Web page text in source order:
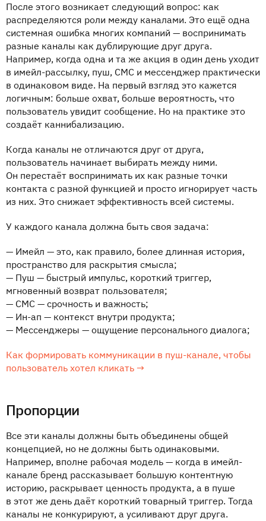
После этого возникает следующий вопрос: как
распределяются роли между каналами. Это ещё одна
системная ошибка многих компаний — воспринимать
разные каналы как дублирующие друг друга.
Например, когда одна и та же акция в один день уходит
в имейл-рассылку, пуш, СМС и мессенджер практически
в одинаковом виде. На первый взгляд это кажется
логичным: больше охват, больше вероятность, что
пользователь увидит сообщение. Но на практике это
создаёт каннибализацию.
Когда каналы не отличаются друг от друга,
пользователь начинает выбирать между ними.
Он перестаёт воспринимать их как разные точки
контакта с разной функцией и просто игнорирует часть
из них. Это снижает эффективность всей системы.
У каждого канала должна быть своя задача:
— Имейл — это, как правило, более длинная история,
пространство для раскрытия смысла;
— Пуш — быстрый импульс, короткий триггер,
мгновенный возврат пользователя;
— СМС — срочность и важность;
— Ин-ап — контекст внутри продукта;
— Мессенджеры — ощущение персонального диалога;
Как формировать коммуникации в пуш-канале, чтобы
пользователь хотел кликать →
Пропорции
Все эти каналы должны быть объединены общей
концепцией, но не должны быть одинаковыми.
Например, вполне рабочая модель — когда в имейл-
канале бренд рассказывает большую контентную
историю, раскрывает ценность продукта, а в пуше
в этот же день даёт короткий товарный триггер. Тогда
каналы не конкурируют, а усиливают друг друга.